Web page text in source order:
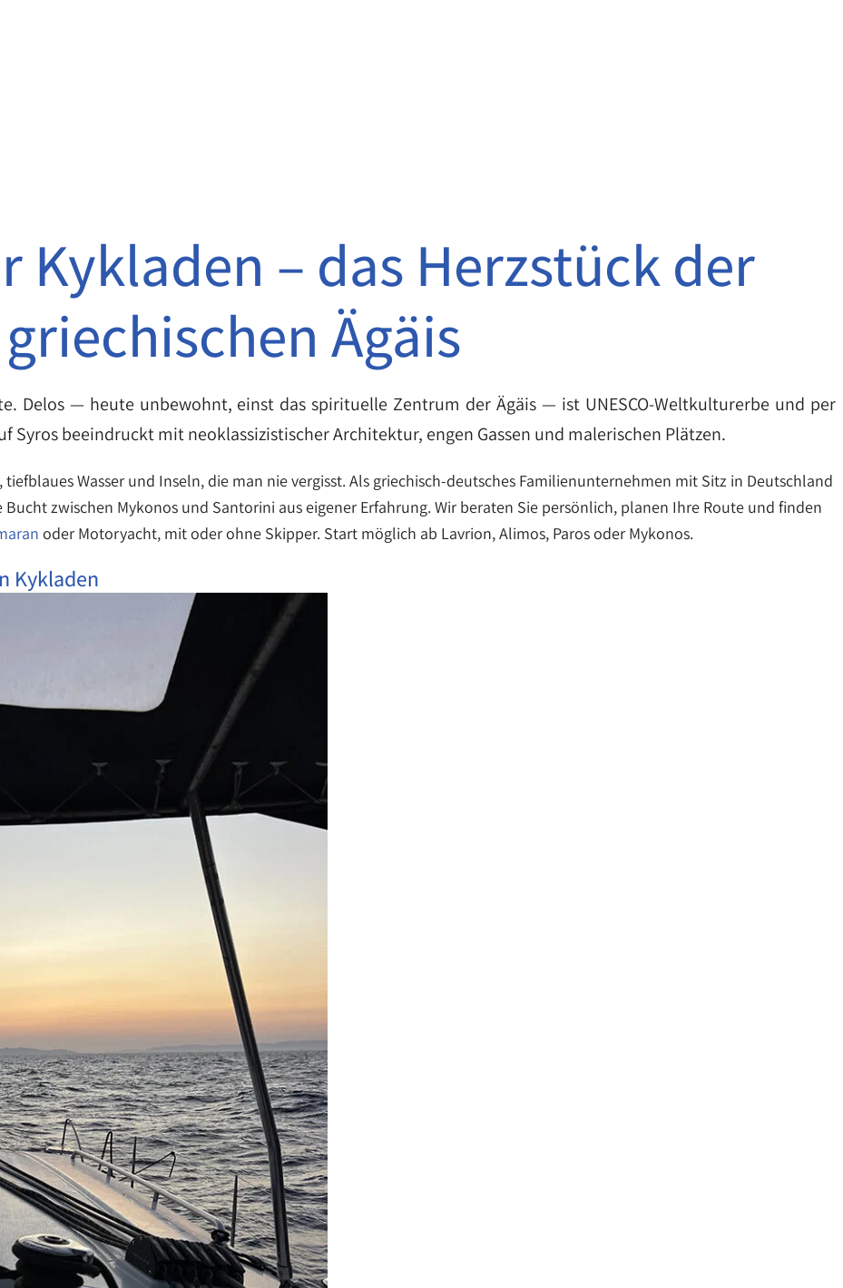
Kykladen – das Herzstück der
griechischen Ägäis
Delos — heute unbewohnt, einst das spirituelle Zentrum der Ägäis — ist UNESCO-Weltkulturerbe und per
Syros beeindruckt mit neoklassizistischer Architektur, engen Gassen und malerischen Plätzen.
Wasser und Inseln, die man nie vergisst. Als griechisch-deutsches Familienunternehmen mit Sitz in Deutschland
zwischen Mykonos und Santorini aus eigener Erfahrung. Wir beraten Sie persönlich, planen Ihre Route und finden
oder Motoryacht, mit oder ohne Skipper. Start möglich ab Lavrion, Alimos, Paros oder Mykonos.
Kykladen